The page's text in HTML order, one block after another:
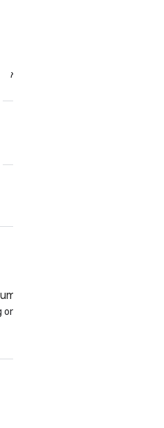
(L1GT) ושיטתי (L1GS), וגם סצנות L1TP שלא
on Medium